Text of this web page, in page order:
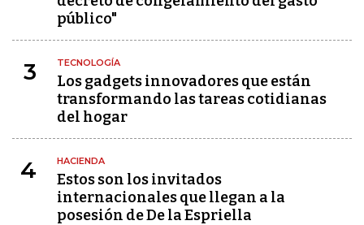
público"
3 TECNOLOGÍA
Los gadgets innovadores que están
transformando las tareas cotidianas
del hogar
4 HACIENDA
Estos son los invitados
internacionales que llegan a la
posesión de De la Espriella